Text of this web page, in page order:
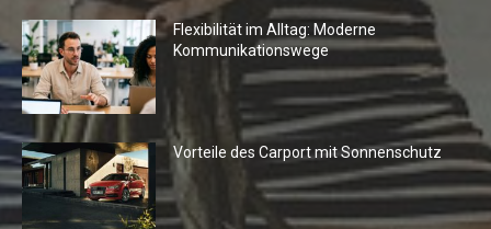
Flexibilität im Alltag: Moderne
Kommunikationswege
Vorteile des Carport mit Sonnenschutz